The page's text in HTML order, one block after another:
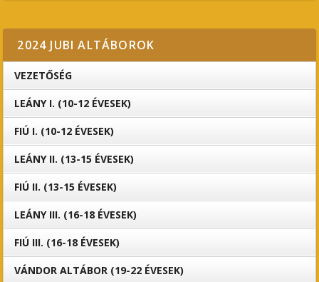
2024 JUBI ALTÁBOROK
VEZETŐSÉG
LEÁNY I. (10-12 ÉVESEK)
FIÚ I. (10-12 ÉVESEK)
LEÁNY II. (13-15 ÉVESEK)
FIÚ II. (13-15 ÉVESEK)
LEÁNY III. (16-18 ÉVESEK)
FIÚ III. (16-18 ÉVESEK)
VÁNDOR ALTÁBOR (19-22 ÉVESEK)